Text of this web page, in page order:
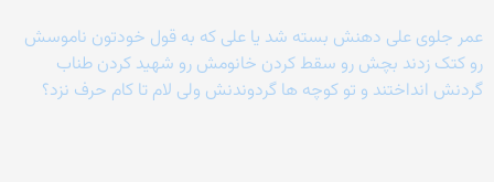
عمر جلوی علی دهنش بسته شد یا علی که به قول خودتون ناموسش
رو کتک زدند بچش رو سقط کردن خانومش رو شهید کردن طناب
گردنش انداختند و تو کوچه ها گردوندنش ولی لام تا کام حرف نزد؟